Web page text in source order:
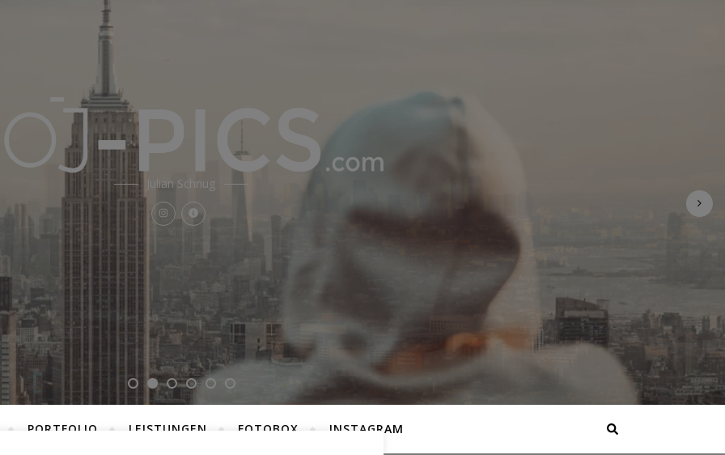
Julian Schnug
PORTFOLIO LEISTUNGEN FOTOBOX INSTAGRAM